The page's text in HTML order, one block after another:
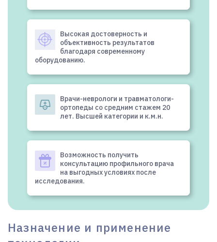
Высокая достоверность и
объективность результатов
благодаря современному
оборудованию.
Врачи-неврологи и травматологи-
ортопеды со средним стажем 20
лет. Высшей категории и к.м.н.
Возможность получить
консультацию профильного врача
на выгодных условиях после
исследования.
Назначение и применение